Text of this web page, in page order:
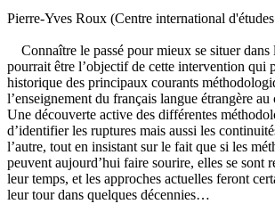
Pierre-Yves Roux (Centre international
Connaître le passé pour mieux se situer dans
pourrait être l’objectif de cette intervention qui
historique des principaux courants
l’enseignement du français langue étrangère
Une découverte active des différentes
d’identifier les ruptures mais aussi les
l’autre, tout en insistant sur le fait que si les
peuvent aujourd’hui faire sourire, elles se sont
leur temps, et les approches actuelles feront
leur tour dans quelques décennies…